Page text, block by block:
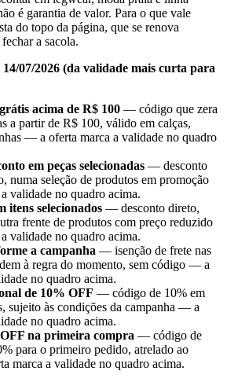
é garantia de valor. Para o que vale
do topo da página, que se renova
a sacola.
07/2026 (da validade mais curta para
acima de R$ 100 — código que zera
a partir de R$ 100, válido em calças,
— a oferta marca a validade no quadro
em peças selecionadas — desconto
numa seleção de produtos em promoção
validade no quadro acima.
itens selecionados — desconto direto,
frente de produtos com preço reduzido
validade no quadro acima.
a campanha — isenção de frete nas
à regra do momento, sem código — a
no quadro acima.
de 10% OFF — código de 10% em
sujeito às condições da campanha — a
no quadro acima.
na primeira compra — código de
para o primeiro pedido, atrelado ao
marca a validade no quadro acima.